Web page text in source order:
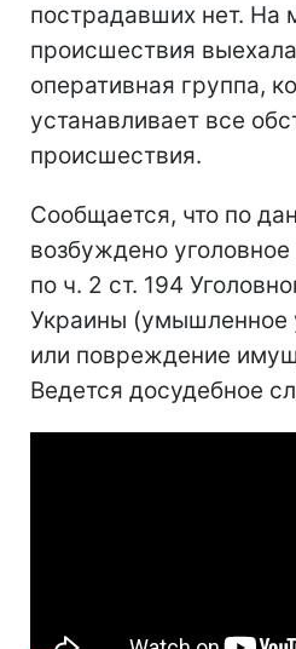
пострадавших нет. На
происшествия
оперативная группа,
устанавливает все
происшествия.
Сообщается, что по
возбуждено
по ч. 2 ст. 194
Украины (умышленное
или повреждение
Ведется досудебное